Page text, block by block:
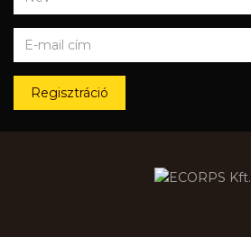
Regisztráció